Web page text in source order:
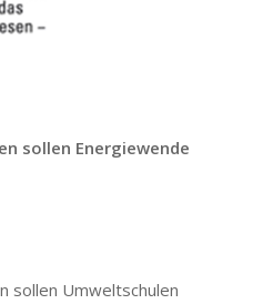
sollen Energiewende
sollen Umweltschulen